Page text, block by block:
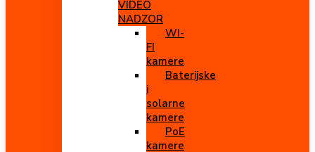
VIDEO
NADZOR
WI-
FI
kamere
Baterijske
i
solarne
kamere
PoE
kamere